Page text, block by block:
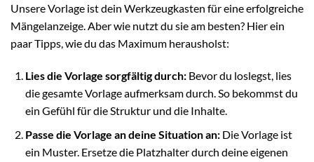
Unsere Vorlage ist dein Werkzeugkasten für eine erfolgreiche
Mängelanzeige. Aber wie nutzt du sie am besten? Hier ein
paar Tipps, wie du das Maximum herausholst:
Lies die Vorlage sorgfältig durch:Bevor du loslegst, lies
die gesamte Vorlage aufmerksam durch. So bekommst du
ein Gefühl für die Struktur und die Inhalte.
Passe die Vorlage an deine Situation an:Die Vorlage ist
ein Muster. Ersetze die Platzhalter durch deine eigenen